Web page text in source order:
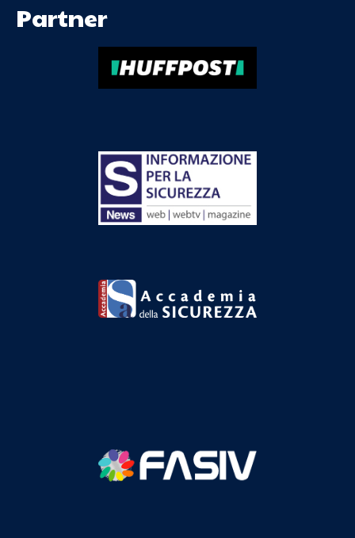
Partner